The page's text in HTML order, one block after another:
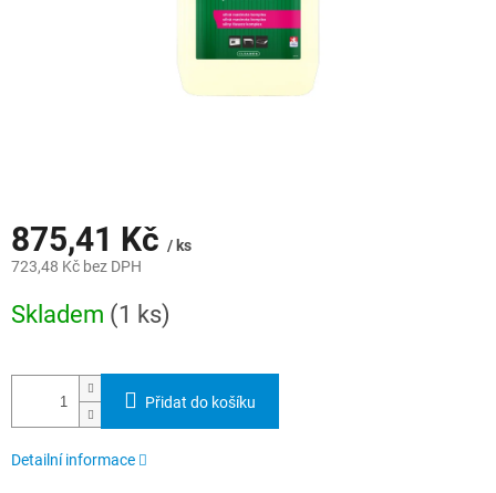
875,41 Kč / ks
723,48 Kč bez DPH
cena:
Skladem (1 ks)
Přidat do košíku
Detailní informace